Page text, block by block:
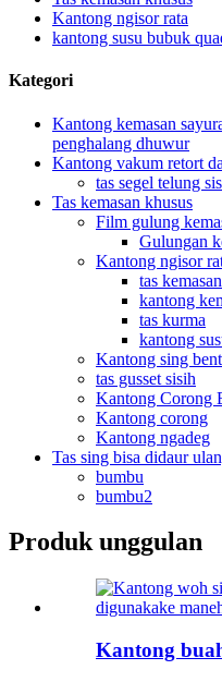
Kantong ngisor rata
kantong susu bubuk
Kategori
Kantong kemasan
penghalang dhuwur
Kantong vakum retort
tas segel telung
Tas kemasan khusus
Film gulung
Gulungan
Kantong ngisor
tas
kantong
tas kurma
kantong
Kantong sing
tas gusset sisih
Kantong Corong
Kantong corong
Kantong ngadeg
Tas sing bisa didaur
bumbu
bumbu2
Produk unggulan
Kantong